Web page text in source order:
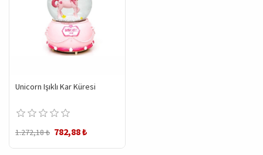
Unicorn Işıklı Kar Küresi
1.272,18 ₺ 782,88 ₺